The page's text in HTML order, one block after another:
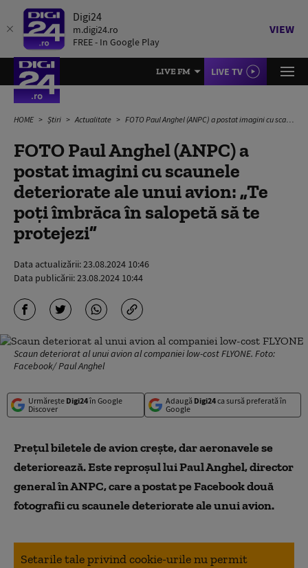
Digi24
m.digi24.ro
FREE - In Google Play
VIEW
LIVE FM LIVE TV
HOME Știri Actualitate FOTO Paul Anghel (ANPC) a postat imagini cu scaunele deteriorate ale unui avion: „Te poţi îmbrăca în salopetă să te protejezi”
FOTO Paul Anghel (ANPC) a
postat imagini cu scaunele
deteriorate ale unui avion: „Te
poţi îmbrăca în salopetă să te
protejezi”
Data actualizării:23.08.2024 10:46
Data publicării:23.08.2024 10:44
Scaun deteriorat al unui avion al companiei low-cost FLYONE. Foto:
Facebook/ Paul Anghel
Urmărește Digi24în Google
Discover
Adaugă Digi24ca sursă preferată în
Google
Prețul biletele de avion crește, dar aeronavele se
deteriorează. Este reproșul lui Paul Anghel, director
general în ANPC, care a postat pe Facebook două
fotografii cu scaunele deteriorate ale unui avion.
Setarile tale privind cookie-urile nu permit